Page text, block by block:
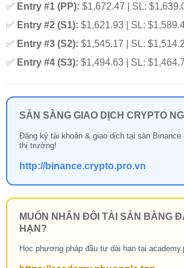
✅ Entry #1 (PP): $1,672.47 | SL:
✅ Entry #2 (S1): $1,621.93 | SL:
✅ Entry #3 (S2): $1,545.17 | SL:
✅ Entry #4 (S3): $1,494.63 | SL:
SẴN SÀNG GIAO DỊCH CRYPTO
Đăng ký tài khoản & giao dịch tại sàn
thị trường!
http://binance.crypto.pro.vn
MUỐN NHÂN ĐÔI TÀI SẢN BẰNG
HẠN?
Học phương pháp đầu tư dài hạn tại